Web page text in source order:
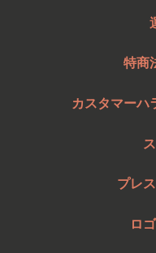
特商
カスタマーハ
プレ
ロ